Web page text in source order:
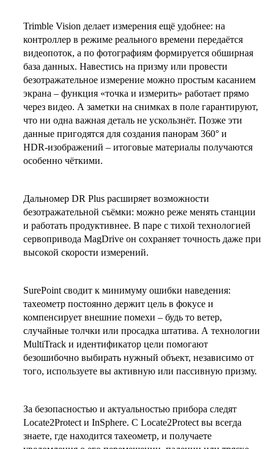
Trimble Vision делает измерения ещё удобнее: на
контроллер в режиме реального времени передаётся
видеопоток, а по фотографиям формируется обширная
база данных. Навестись на призму или провести
безотражательное измерение можно простым касанием
экрана – функция «точка и измерить» работает прямо
через видео. А заметки на снимках в поле гарантируют,
что ни одна важная деталь не ускользнёт. Позже эти
данные пригодятся для создания панорам 360° и
HDR‑изображений – итоговые материалы получаются
особенно чёткими.
Дальномер DR Plus расширяет возможности
безотражательной съёмки: можно реже менять станции
и работать продуктивнее. В паре с тихой технологией
сервопривода MagDrive он сохраняет точность даже при
высокой скорости измерений.
SurePoint сводит к минимуму ошибки наведения:
тахеометр постоянно держит цель в фокусе и
компенсирует внешние помехи – будь то ветер,
случайные толчки или просадка штатива. А технологии
MultiTrack и идентификатор цели помогают
безошибочно выбирать нужный объект, независимо от
того, используете вы активную или пассивную призму.
За безопасностью и актуальностью прибора следят
Locate2Protect и InSphere. С Locate2Protect вы всегда
знаете, где находится тахеометр, и получаете